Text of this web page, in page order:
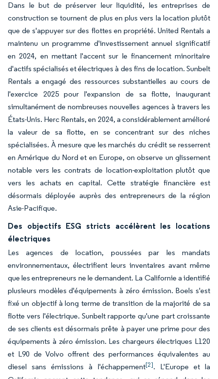
Dans le but de préserver leur liquidité, les entreprises de
construction se tournent de plus en plus vers la location plutôt
que de s'appuyer sur des flottes en propriété. United Rentals a
maintenu un programme d'investissement annuel significatif
en 2024, en mettant l'accent sur le financement minoritaire
d'actifs spécialisés et électriques à des fins de location. Sunbelt
Rentals a engagé des ressources substantielles au cours de
l'exercice 2025 pour l'expansion de sa flotte, inaugurant
simultanément de nombreuses nouvelles agences à travers les
États-Unis. Herc Rentals, en 2024, a considérablement amélioré
la valeur de sa flotte, en se concentrant sur des niches
spécialisées. À mesure que les marchés du crédit se resserrent
en Amérique du Nord et en Europe, on observe un glissement
notable vers les contrats de location-exploitation plutôt que
vers les achats en capital. Cette stratégie financière est
désormais déployée auprès des entrepreneurs de la région
Asie-Pacifique.
Des objectifs ESG stricts accélèrent les locations
électriques
Les agences de location, poussées par les mandats
environnementaux, électrifient leurs inventaires avant même
que les entrepreneurs ne le demandent. La Californie a identifié
plusieurs modèles d'équipements à zéro émission. Boels s'est
fixé un objectif à long terme de transition de la majorité de sa
flotte vers l'électrique. Sunbelt rapporte qu'une part croissante
de ses clients est désormais prête à payer une prime pour des
équipements à zéro émission. Les chargeurs électriques L120
et L90 de Volvo offrent des performances équivalentes au
diesel sans émissions à l'échappement[2]. L'Europe et la